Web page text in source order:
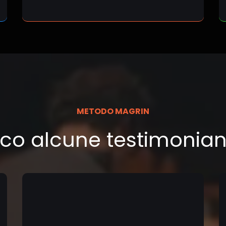
METODO MAGRIN
alcune